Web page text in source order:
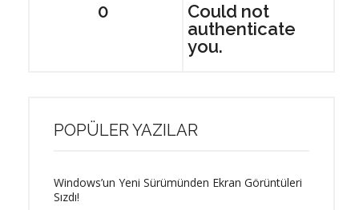
0
Could not
authenticate
you.
POPÜLER YAZILAR
Windows’un Yeni Sürümünden Ekran Görüntüleri
Sızdı!